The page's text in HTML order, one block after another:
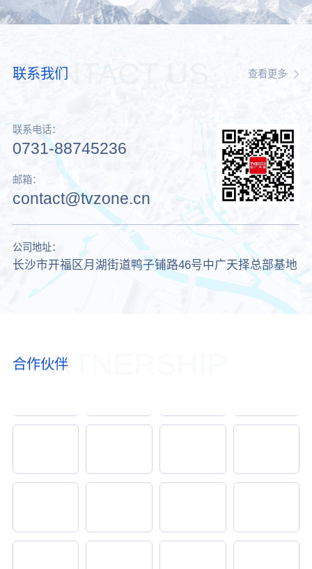
CONTACT US
联系我们 查看更多
联系电话：
0731-88745236
邮箱：
contact@tvzone.cn
公司地址：
长沙市开福区月湖街道鸭子铺路46号中广天择总部基地
PARTNERSHIP
合作伙伴